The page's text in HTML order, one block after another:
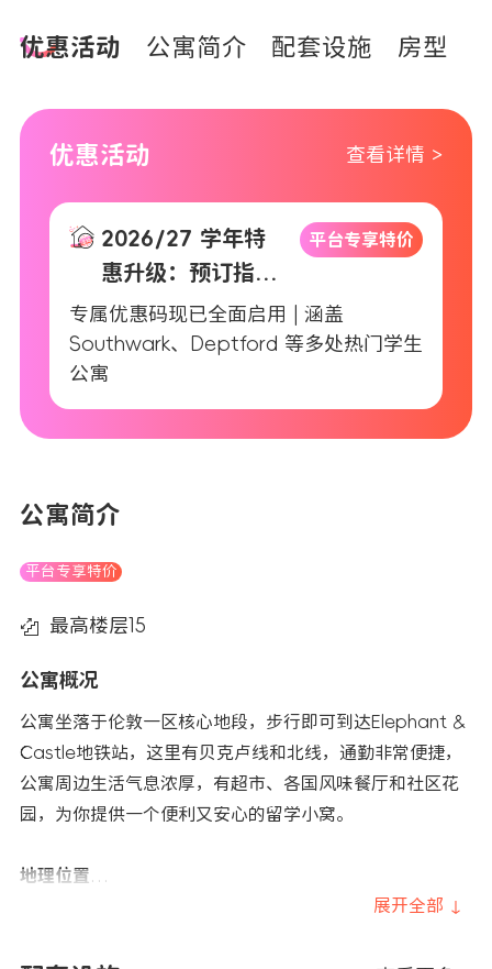
优惠活动 公寓简介 配套设施 房型
优惠活动 查看详情 >
2026/27 学年特
惠升级：预订指定
公寓最高立享
£750 现金返还
平台专享特价
专属优惠码现已全面启用 | 涵盖
Southwark、Deptford 等多处热门学生
公寓
公寓简介
平台专享特价
最高楼层15
公寓概况
公寓坐落于伦敦一区核心地段，步行即可到达Elephant &
Castle地铁站，这里有贝克卢线和北线，通勤非常便捷，
公寓周边生活气息浓厚，有超市、各国风味餐厅和社区花
园，为你提供一个便利又安心的留学小窝。
地理位置
-Elephant and Castle 位于伦敦一区（Zone 1）与二区
展开全部 ↓